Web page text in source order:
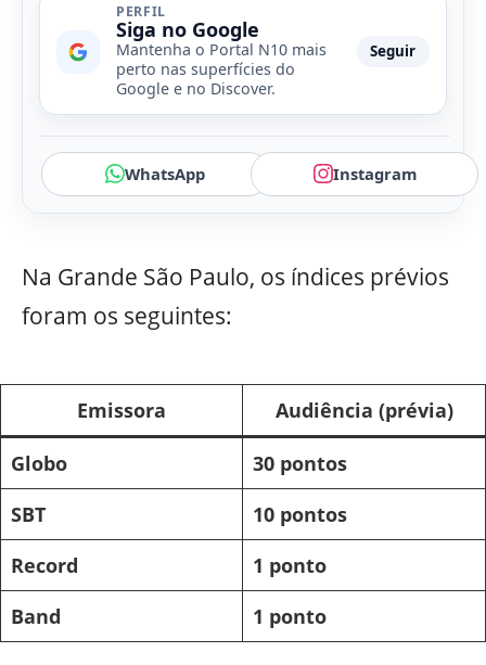
PERFIL
Siga no Google
Mantenha o Portal N10 mais
perto nas superfícies do
Google e no Discover.
Seguir
WhatsApp Instagram
Na Grande São Paulo, os índices prévios
foram os seguintes:
Emissora Audiência (prévia)
Globo
30 pontos
SBT
10 pontos
Record
1 ponto
Band
1 ponto